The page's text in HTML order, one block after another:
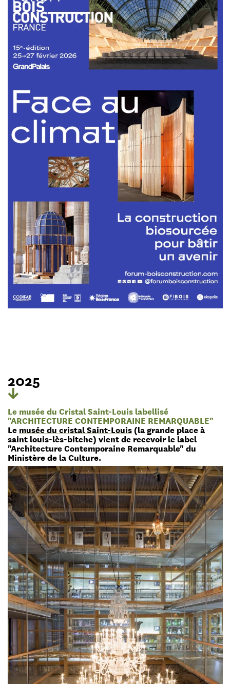
2025
Le musée du Cristal Saint-Louis labellisé
"ARCHITECTURE CONTEMPORAINE REMARQUABLE"
Le musée du cristal Saint-Louis(la grande place à
saint louis-lès-bitche) vient de recevoir le label
"Architecture Contemporaine Remarquable" du
Ministère de la Culture.